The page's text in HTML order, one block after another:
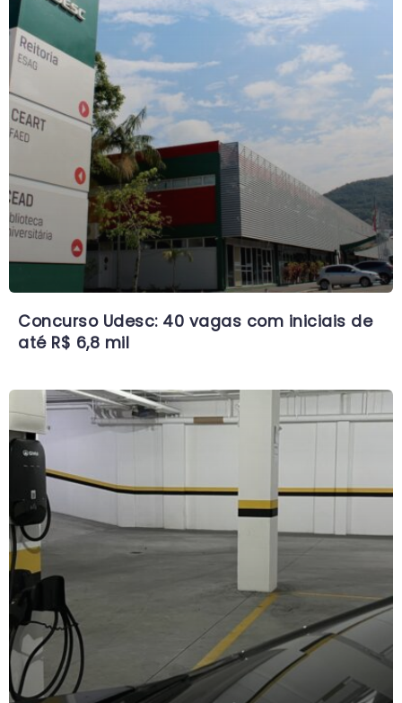
Concurso Udesc: 40 vagas com iniciais de
até R$ 6,8 mil